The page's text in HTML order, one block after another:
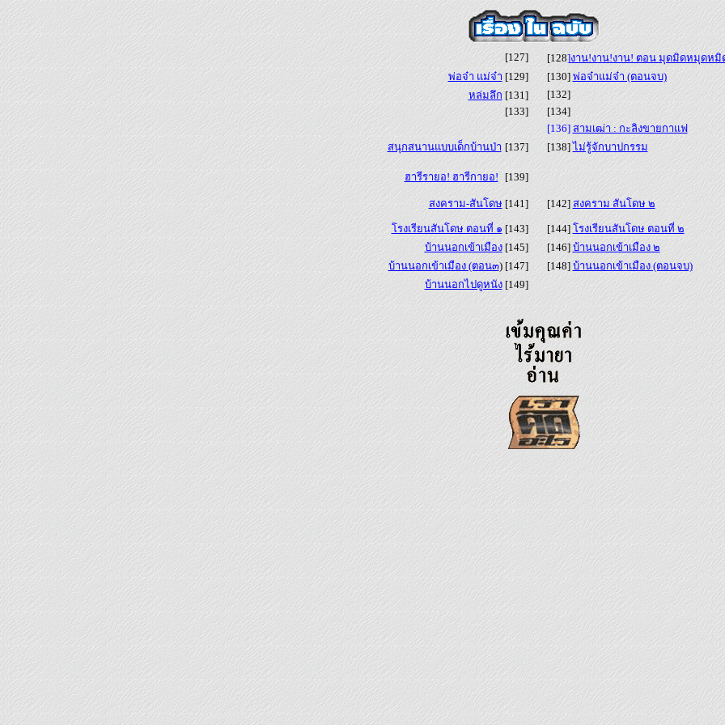
[127] [128]งาน!งาน!งาน! ตอน มุดมิดหมุดหมิ
พ่อจ๋า แม่จ๋า[129] [130] พ่อจ๋าแม่จ๋า (ตอนจบ)
หล่มลึก [131]
[132]
[133]
[134]
[136] สามเฒ่า : กะลิงขายกาแฟ
สนุกสนานแบบเด็กบ้านป่า [137] [138]ไม่รู้จักบาปกรรม
ฮารีรายอ! ฮารีกายอ! [139]
สงคราม-สันโดษ[141] [142] สงคราม สันโดษ ๒
โรงเรียนสันโดษ ตอนที่ ๑[143] [144] โรงเรียนสันโดษ ตอนที่ ๒
บ้านนอกเข้าเมือง[145] [146] บ้านนอกเข้าเมือง ๒
บ้านนอกเข้าเมือง (ตอน๓) [147] [148] บ้านนอกเข้าเมือง (ตอนจบ)
บ้านนอกไปดูหนัง[149]